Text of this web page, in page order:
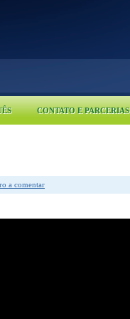
CONTATO E PARCERIAS
a comentar